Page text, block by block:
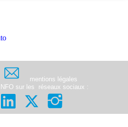
mentions légales
sur les
réseaux sociaux :